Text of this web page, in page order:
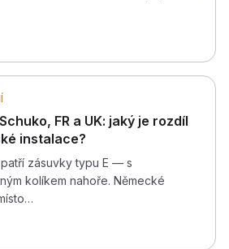
FR a UK: jaký je rozdíl
instalace?
zásuvky typu E — s
kolíkem nahoře. Německé